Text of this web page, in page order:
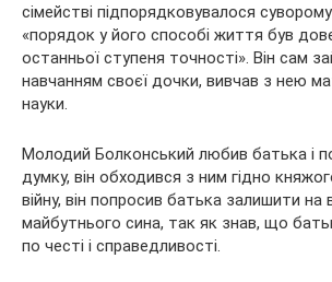
сімействі підпорядковувалося
«порядок у його способі життя був
останньої ступеня точності». Він сам
навчанням своєї дочки, вивчав з нею
науки.
Молодий Болконський любив батька і
думку, він обходився з ним гідно
війну, він попросив батька залишити на
майбутнього сина, так як знав, що
по честі і справедливості.